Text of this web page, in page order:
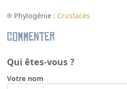
Phylogénie : Crustacés
Commenter
Qui êtes-vous ?
Votre nom